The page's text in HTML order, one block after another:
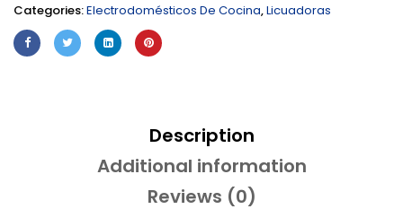
Categories:Electrodomésticos De Cocina,Licuadoras
Description
Additional information
Reviews (0)